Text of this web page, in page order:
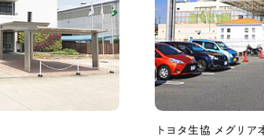
トヨタ生協 メグリア